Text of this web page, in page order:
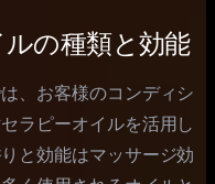
の種類と効能
、お客様のコンディシ
ラピーオイルを活用し
と効能はマッサージ効